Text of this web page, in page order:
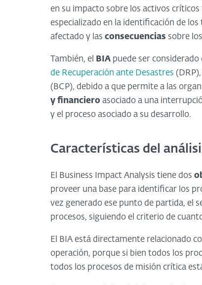
en su impacto sobre los activos
especializado en la identificación de
afectado y las consecuencias sobre
También, el BIA puede ser
de Recuperación ante Desastres
(BCP), debido a que permite a las
y financiero asociado a una
y el proceso asociado a su desarrollo.
Características del
El Business Impact Analysis tiene dos
proveer una base para identificar los
vez generado ese punto de partida, el
procesos, siguiendo el criterio de
El BIA está directamente relacionado
operación, porque si bien todos los
todos los procesos de misión crítica